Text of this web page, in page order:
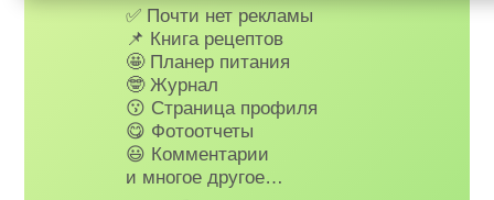
✅ Почти нет рекламы
📌 Книга рецептов
🤩 Планер питания
🤓 Журнал
😗 Страница профиля
😋 Фотоотчеты
😃 Комментарии
и многое другое…